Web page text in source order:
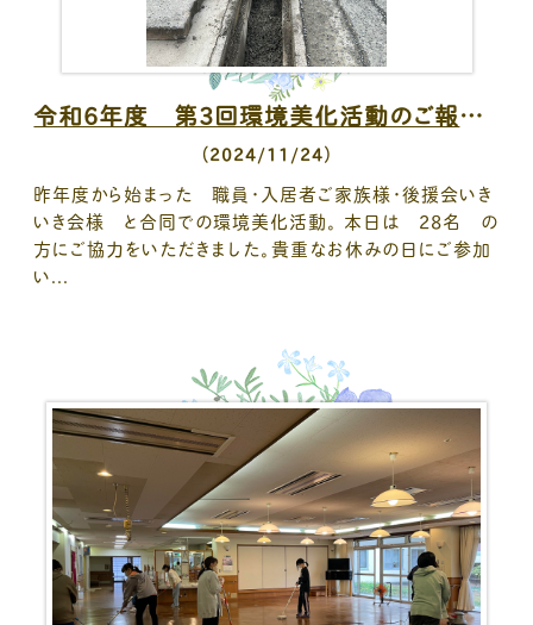
令和6年度 第3回環境美化活動のご報告♪
（2024/11/24）
昨年度から始まった 職員・入居者ご家族様・後援会いき
いき会様 と合同での環境美化活動。 本日は 28名 の
方にご協力をいただきました。貴重なお休みの日にご参加
い...